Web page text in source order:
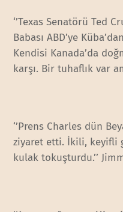
‘’Texas Senatörü Ted
Babası ABD’ye
Kendisi Kanada’da
karşı. Bir tuhaflık var
‘’Prens Charles dün
ziyaret etti. İkili, keyifli
kulak tokuşturdu.’’